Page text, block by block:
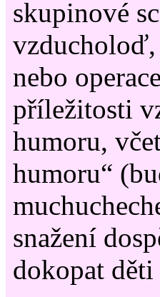
skupinové
nebo
příležitosti
humoru,
humoru“
snažení
dokopat